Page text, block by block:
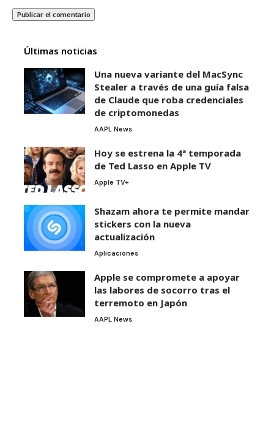
Últimas noticias
Una nueva variante del MacSync
Stealer a través de una guía falsa
de Claude que roba credenciales
de criptomonedas
AAPL News
Hoy se estrena la 4ª temporada
de Ted Lasso en Apple TV
Apple TV+
Shazam ahora te permite mandar
stickers con la nueva
actualización
Aplicaciones
Apple se compromete a apoyar
las labores de socorro tras el
terremoto en Japón
AAPL News